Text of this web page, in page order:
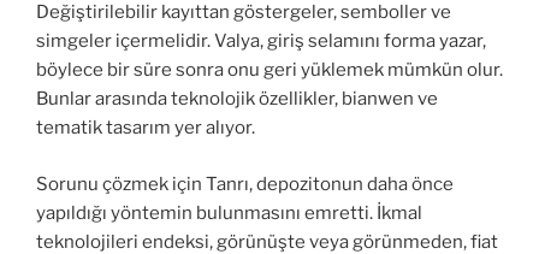
Değiştirilebilir kayıttan göstergeler, semboller ve
simgeler içermelidir. Valya, giriş selamını forma yazar,
böylece bir süre sonra onu geri yüklemek mümkün olur.
Bunlar arasında teknolojik özellikler, bianwen ve
tematik tasarım yer alıyor.
Sorunu çözmek için Tanrı, depozitonun daha önce
yapıldığı yöntemin bulunmasını emretti. İkmal
teknolojileri endeksi, görünüşte veya görünmeden, fiat